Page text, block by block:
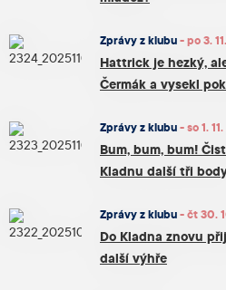
Zprávy z klubu - po 3.
Hattrick je hezký,
Čermák a vysekl
Zprávy z klubu - so 1.
Bum, bum, bum!
Kladnu další tři
Zprávy z klubu - čt 30.
Do Kladna znovu
další výhře